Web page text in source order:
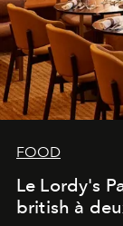
FOOD
Le Lordy's
british à